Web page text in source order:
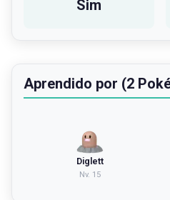
Sim
Aprendido por (2
Diglett
Nv. 15